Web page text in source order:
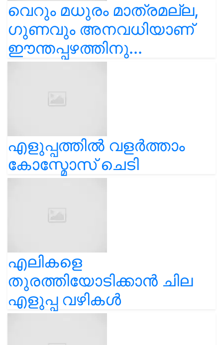
വെറും മധുരം മാത്രമല്ല,
ഗുണവും അനവധിയാണ്
ഈന്തപ്പഴത്തിനു...
എളുപ്പത്തിൽ വളർത്താം
കോസ്മോസ് ചെടി
എലികളെ
തുരത്തിയോടിക്കാൻ ചില
എളുപ്പ വഴികൾ